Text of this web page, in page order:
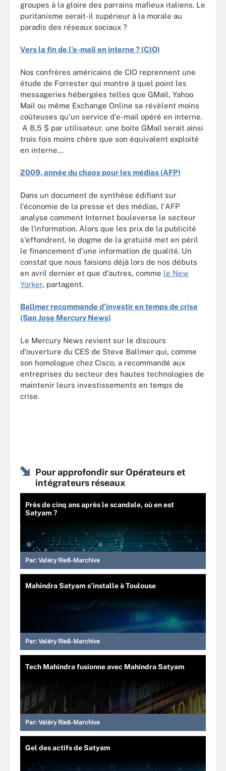
groupes à la gloire des parrains mafieux italiens. Le
puritanisme serait-il supérieur à la morale au
paradis des réseaux sociaux ?
Vers la fin de l'e-mail en interne ? (CIO)
Nos confrères américains de CIO reprennent une
étude de Forrester qui montre à quel point les
messageries hébergées telles que GMail, Yahoo
Mail ou même Exchange Online se révèlent moins
coûteuses qu'un service d'e-mail opéré en interne.
A 8,5 $ par utilisateur, une boite GMail serait ainsi
trois fois moins chère que son équivalent exploité
en interne...
2009, année du chaos pour les médias (AFP)
Dans un document de synthèse édifiant sur
l'économie de la presse et des médias, l'AFP
analyse comment Internet bouleverse le secteur
de l'information. Alors que les prix de la publicité
s'effondrent, le dogme de la gratuité met en péril
le financement d'une information de qualité. Un
constat que nous faisions déjà lors de nos débuts
en avril dernier et que d'autres, comme le New
Yorker, partagent.
Ballmer recommande d'investir en temps de crise
(San Jose Mercury News)
Le Mercury News revient sur le discours
d'ouverture du CES de Steve Ballmer qui, comme
son homologue chez Cisco, a recommandé aux
entreprises du secteur des hautes technologies de
maintenir leurs investissements en temps de
crise.
Pour approfondir sur Opérateurs et
intégrateurs réseaux
Près de cinq ans après le scandale, où en est
Satyam ?
Par: Valéry Rieß-Marchive
Mahindra Satyam s’installe à Toulouse
Par: Valéry Rieß-Marchive
Tech Mahindra fusionne avec Mahindra Satyam
Par: Valéry Rieß-Marchive
Gel des actifs de Satyam